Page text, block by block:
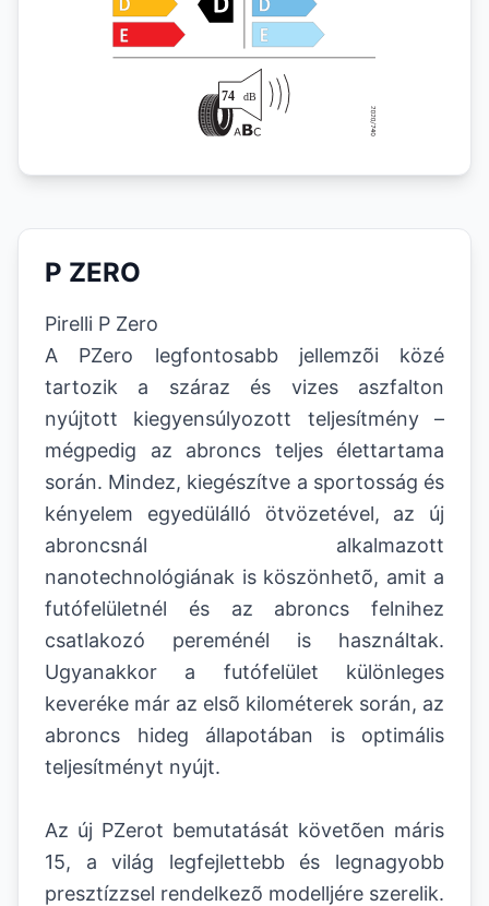
P ZERO
Pirelli P Zero
A PZero legfontosabb jellemzõi közé
tartozik a száraz és vizes aszfalton
nyújtott kiegyensúlyozott teljesítmény –
mégpedig az abroncs teljes élettartama
során. Mindez, kiegészítve a sportosság és
kényelem egyedülálló ötvözetével, az új
abroncsnál alkalmazott
nanotechnológiának is köszönhetõ, amit a
futófelületnél és az abroncs felnihez
csatlakozó pereménél is használtak.
Ugyanakkor a futófelület különleges
keveréke már az elsõ kilométerek során, az
abroncs hideg állapotában is optimális
teljesítményt nyújt.
Az új PZerot bemutatását követõen máris
15, a világ legfejlettebb és legnagyobb
presztízzsel rendelkezõ modelljére szerelik.